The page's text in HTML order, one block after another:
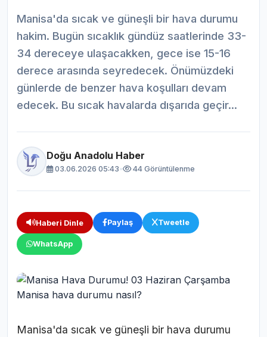
Manisa'da sıcak ve güneşli bir hava durumu
hakim. Bugün sıcaklık gündüz saatlerinde 33-
34 dereceye ulaşacakken, gece ise 15-16
derece arasında seyredecek. Önümüzdeki
günlerde de benzer hava koşulları devam
edecek. Bu sıcak havalarda dışarıda geçir...
Doğu Anadolu Haber
03.06.2026 05:43• 44 Görüntülenme
Haberi Dinle Paylaş Tweetle
WhatsApp
Manisa'da sıcak ve güneşli bir hava durumu